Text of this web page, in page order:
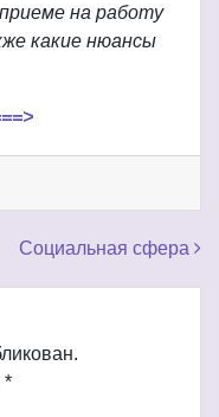
на работу
какие нюансы
Социальная сфера
*